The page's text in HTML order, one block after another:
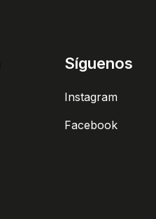
Síguenos
Instagram
Facebook